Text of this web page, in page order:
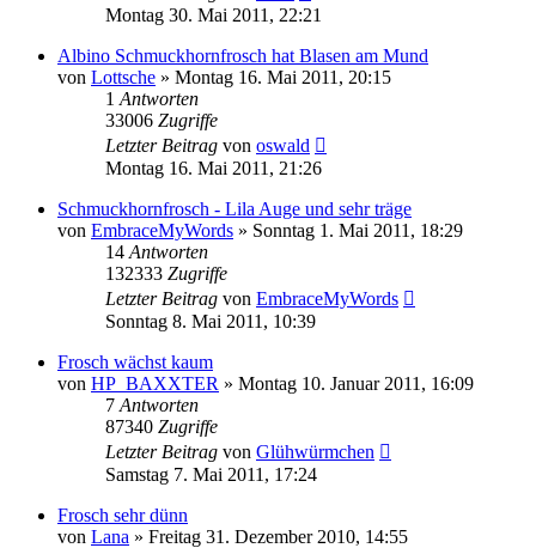
Montag 30. Mai 2011, 22:21
Albino Schmuckhornfrosch hat Blasen am Mund
von Lottsche » Montag 16. Mai 2011, 20:15
1 Antworten
33006 Zugriffe
Letzter Beitrag von oswald
Montag 16. Mai 2011, 21:26
Schmuckhornfrosch - Lila Auge und sehr träge
von EmbraceMyWords » Sonntag 1. Mai 2011, 18:29
14 Antworten
132333 Zugriffe
Letzter Beitrag von EmbraceMyWords
Sonntag 8. Mai 2011, 10:39
Frosch wächst kaum
von HP_BAXXTER » Montag 10. Januar 2011, 16:09
7 Antworten
87340 Zugriffe
Letzter Beitrag von Glühwürmchen
Samstag 7. Mai 2011, 17:24
Frosch sehr dünn
von Lana » Freitag 31. Dezember 2010, 14:55